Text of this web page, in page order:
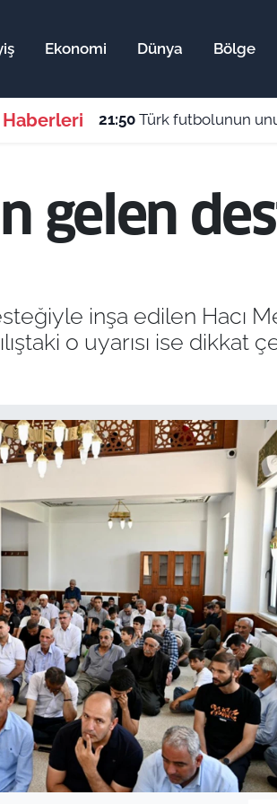
Ekonomi Dünya Bölge
Haberleri 21:50 Türk futbolunun
gelen
inşa edilen Hacı
o uyarısı ise dikkat